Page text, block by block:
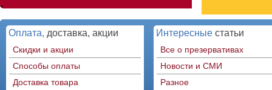
Оплата, доставка, акции
Скидки и акции
Способы оплаты
Доставка товара
Интересные статьи
Все о презервативах
Новости и СМИ
Разное